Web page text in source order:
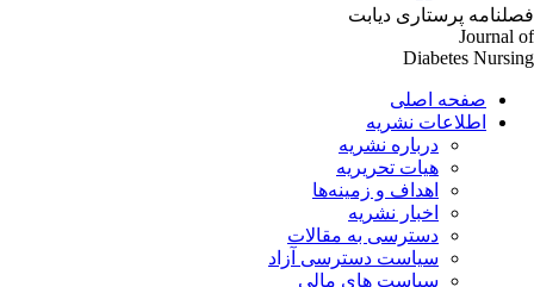
پرستاری دیابت
Journal
Diabetes
صفحه اصلی
اطلاعات نشریه
درباره نشریه
هیات تحریریه
اهداف و زمینه‌ها
اخبار نشریه
دسترسی به مقالات
سیاست دسترسی آزاد
سیاست های مالی